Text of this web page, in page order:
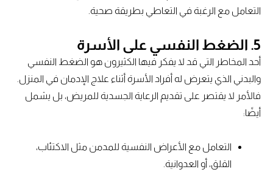
التعامل مع الرغبة في التعاطي بطريقة صحية.
5. الضغط النفسي على الأسرة
أحد المخاطر التي قد لا يفكر فيها الكثيرون هو الضغط النفسي
والبدني الذي يتعرض له أفراد الأسرة أثناء علاج الإدمان في المنزل.
فالأمر لا يقتصر على تقديم الرعاية الجسدية للمريض، بل يشمل
أيضًا:
التعامل مع الأعراض النفسية للمدمن مثل الاكتئاب،
القلق، أو العدوانية.